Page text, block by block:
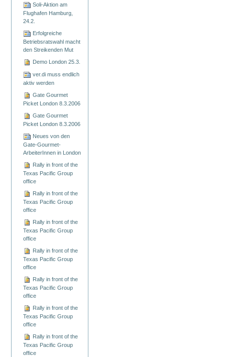
Soli-Aktion am
Flughafen Hamburg,
24.2.
Erfolgreiche
Betriebsratswahl macht
den Streikenden Mut
Demo London 25.3.
ver.di muss endlich
aktiv werden
Gate Gourmet
Picket London 8.3.2006
Gate Gourmet
Picket London 8.3.2006
Neues von den
Gate-Gourmet-
ArbeiterInnen in London
Rally in front of the
Texas Pacific Group
office
Rally in front of the
Texas Pacific Group
office
Rally in front of the
Texas Pacific Group
office
Rally in front of the
Texas Pacific Group
office
Rally in front of the
Texas Pacific Group
office
Rally in front of the
Texas Pacific Group
office
Rally in front of the
Texas Pacific Group
office